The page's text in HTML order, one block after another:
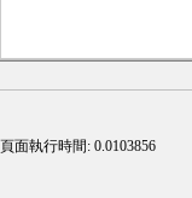
頁面執行時間: 0.0103856